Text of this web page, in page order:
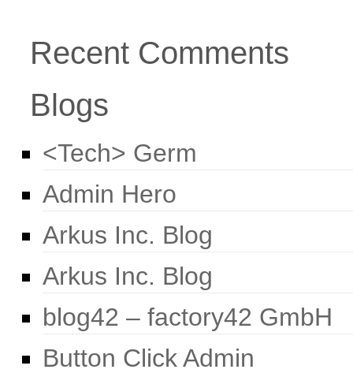
Recent Comments
Blogs
<Tech> Germ
Admin Hero
Arkus Inc. Blog
Arkus Inc. Blog
blog42 – factory42 GmbH
Button Click Admin